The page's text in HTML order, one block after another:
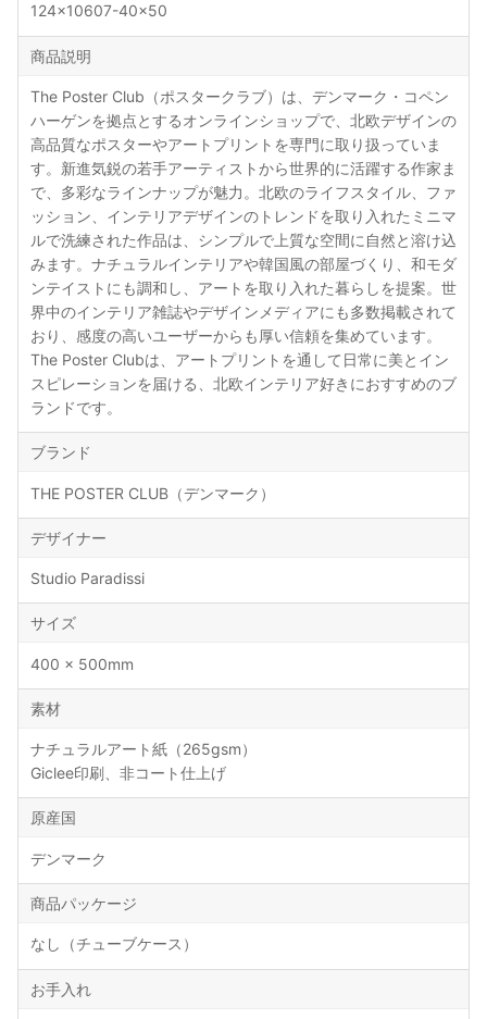
124x10607-40x50
商品説明
The Poster Club（ポスタークラブ）は、デンマーク・コペン
ハーゲンを拠点とするオンラインショップで、北欧デザインの
高品質なポスターやアートプリントを専門に取り扱っていま
す。新進気鋭の若手アーティストから世界的に活躍する作家ま
で、多彩なラインナップが魅力。北欧のライフスタイル、ファ
ッション、インテリアデザインのトレンドを取り入れたミニマ
ルで洗練された作品は、シンプルで上質な空間に自然と溶け込
みます。ナチュラルインテリアや韓国風の部屋づくり、和モダ
ンテイストにも調和し、アートを取り入れた暮らしを提案。世
界中のインテリア雑誌やデザインメディアにも多数掲載されて
おり、感度の高いユーザーからも厚い信頼を集めています。
The Poster Clubは、アートプリントを通して日常に美とイン
スピレーションを届ける、北欧インテリア好きにおすすめのブ
ランドです。
ブランド
THE POSTER CLUB（デンマーク）
デザイナー
Studio Paradissi
サイズ
400 × 500mm
素材
ナチュラルアート紙（265gsm）
Giclee印刷、非コート仕上げ
原産国
デンマーク
商品パッケージ
なし（チューブケース）
お手入れ